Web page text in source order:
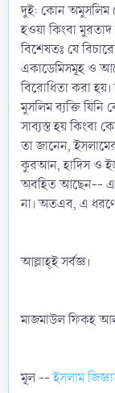
দুই: কোন অমুসলিম
হওয়া কিংবা
বিশেষতঃ যে
একাডেমিসমূহ ও
বিরোধিতা করা
মুসলিম ব্যক্তি
সাব্যস্ত হয় কিংবা
তা জানেন,
কুরআন, হাদিস ও
অবহিত আছেন--
না। অতএব, এ
আল্লাহ্‌ই সর্বজ্ঞ।
মাজমাউল ফিকহ
মূল --ইসলাম